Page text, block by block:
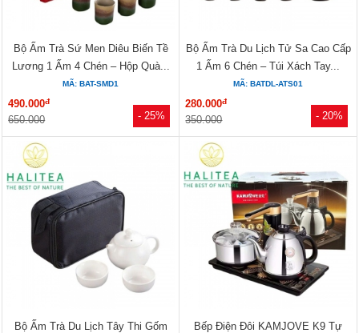
- 25%
Bộ Ấm Trà Sứ Men Diêu Biến Tề
Lương 1 Ấm 4 Chén – Hộp Quà...
MÃ: BAT-SMD1
490.000đ
650.000 - 20%
Bộ Ấm Trà Du Lịch Tử Sa Cao Cấp
1 Ấm 6 Chén – Túi Xách Tay...
MÃ: BATDL-ATS01
280.000đ
350.000
Bộ Ấm Trà Du Lịch Tây Thi Gốm
Bếp Điện Đôi KAMJOVE K9 Tự